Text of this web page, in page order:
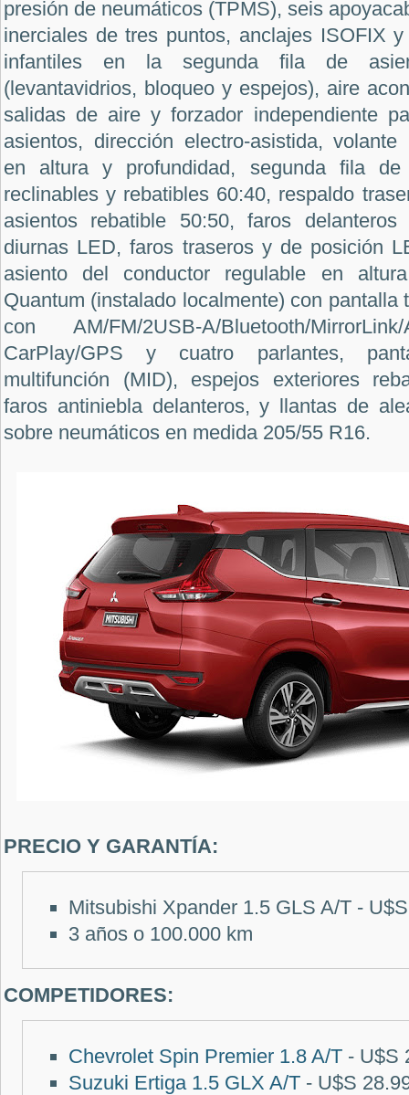
presión de neumáticos (TPMS), seis
inerciales de tres puntos, anclajes ISOFIX
infantiles en la segunda fila de
(levantavidrios, bloqueo y espejos), aire
salidas de aire y forzador independiente
asientos, dirección electro-asistida, volante
en altura y profundidad, segunda fila de
reclinables y rebatibles 60:40, respaldo
asientos rebatible 50:50, faros
diurnas LED, faros traseros y de posición
asiento del conductor regulable en
Quantum (instalado localmente) con pantalla
con AM/FM/2USB-A/Bluetooth/
CarPlay/GPS y cuatro parlantes,
multifunción (MID), espejos exteriores
faros antiniebla delanteros, y llantas de
sobre neumáticos en medida 205/55 R16.
PRECIO Y GARANTÍA:
Mitsubishi Xpander 1.5 GLS A/T -
3 años o 100.000 km
COMPETIDORES:
Chevrolet Spin Premier 1.8 A/T - U$S
Suzuki Ertiga 1.5 GLX A/T - U$S